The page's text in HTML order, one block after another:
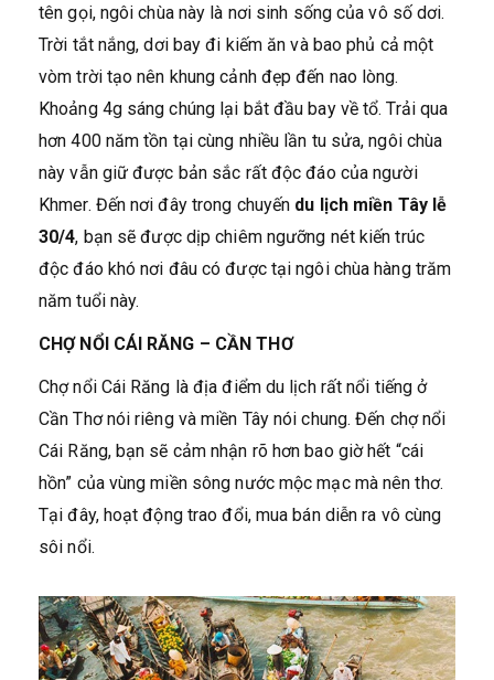
tên gọi, ngôi chùa này là nơi sinh sống của vô số dơi.
Trời tắt nắng, dơi bay đi kiếm ăn và bao phủ cả một
vòm trời tạo nên khung cảnh đẹp đến nao lòng.
Khoảng 4g sáng chúng lại bắt đầu bay về tổ. Trải qua
hơn 400 năm tồn tại cùng nhiều lần tu sửa, ngôi chùa
này vẫn giữ được bản sắc rất độc đáo của người
Khmer. Đến nơi đây trong chuyến du lịch miền Tây lễ
30/4, bạn sẽ được dịp chiêm ngưỡng nét kiến trúc
độc đáo khó nơi đâu có được tại ngôi chùa hàng trăm
năm tuổi này.
CHỢ NỔI CÁI RĂNG – CẦN THƠ
Chợ nổi Cái Răng là địa điểm du lịch rất nổi tiếng ở
Cần Thơ nói riêng và miền Tây nói chung. Đến chợ nổi
Cái Răng, bạn sẽ cảm nhận rõ hơn bao giờ hết “cái
hồn” của vùng miền sông nước mộc mạc mà nên thơ.
Tại đây, hoạt động trao đổi, mua bán diễn ra vô cùng
sôi nổi.